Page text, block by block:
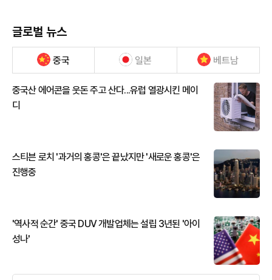
글로벌 뉴스
중국 일본 베트남
중국산 에어콘을 웃돈 주고 산다...유럽 열광시킨 메이
디
스티븐 로치 '과거의 홍콩'은 끝났지만 '새로운 홍콩'은
진행중
'역사적 순간' 중국 DUV 개발업체는 설립 3년된 '아이
성나'